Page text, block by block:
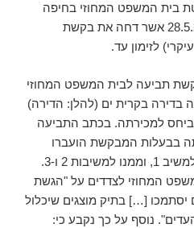
בית המשפט המחוזי בחיפה
(השופט מ' רניאל) מיום 28.5.2017 אשר דחה את בקשת
לזימון עד.
המבקשת תביעה לבית המשפט המחוזי
בקרית ים (להלן: הדירה)
למכירתה. בכתב התביעה
בבעלות המבקשת הועברו
במרמה באמצעות המשיב 4 למשיב 1, וממנו למשיבות 2 ו-3.
בית המשפט המחוזי לצדדים על "הגשת
יסתמכו […] בתיק מוצגים שיכלול
נוסף על כך נקבע כי: